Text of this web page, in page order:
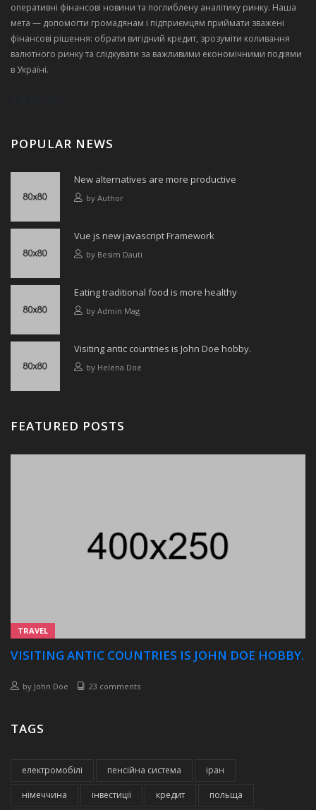
оперативні фінансові новини та поглиблену аналітику ринку. Наша
мета — допомогти громадянам і підприємцям приймати зважені
фінансові рішення: обрати вигідний кредит, зрозуміти коливання
валютного ринку та слідкувати за важливими економічними подіями
в Україні.
POPULAR NEWS
New alternatives are more productive
by Author
Vue js new javascript Framework
by Besim Dauti
Eating traditional food is more healthy
by Admin Mag
Visiting antic countries is John Doe hobby.
by Helena Doe
FEATURED POSTS
TRAVEL
VISITING ANTIC COUNTRIES IS JOHN DOE HOBBY.
by John Doe 23 comments
TAGS
електромобілі пенсійна система іран
німеччина інвестиції кредит польща